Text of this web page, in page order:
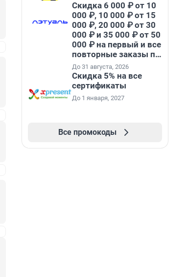
Скидка 6 000 ₽ от 10
000 ₽, 10 000 ₽ от 15
000 ₽, 20 000 ₽ от 30
000 ₽ и 35 000 ₽ от 50
000 ₽ на первый и все
повторные заказы по
промокоду НАБЕРИ
До 31 августа, 2026
Скидка 5% на все
сертификаты
До 1 января, 2027
Все промокоды